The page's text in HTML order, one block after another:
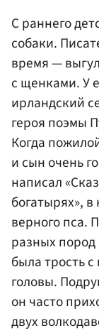
С раннего
собаки.
время —
с щенками. У
ирландский
героя поэмы
Когда
и сын очень
написал
богатырях»,
верного пса.
разных пород
была трость
головы.
он часто
двух